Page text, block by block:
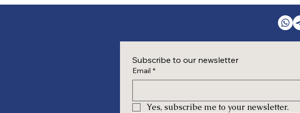
Subscribe to our newsletter
Email *
Yes, subscribe me to your newsletter.